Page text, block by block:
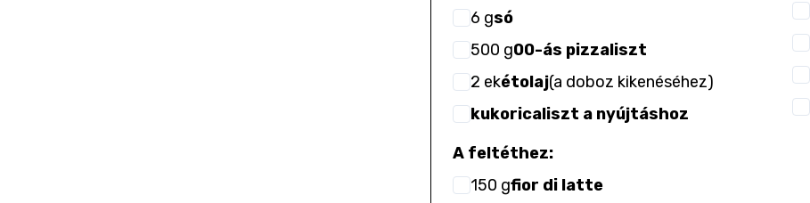
6 gsó
500 g00-ás pizzaliszt
2 ekétolaj(a doboz kikenéséhez)
kukoricaliszt a nyújtáshoz
A feltéthez:
150 gfior di latte